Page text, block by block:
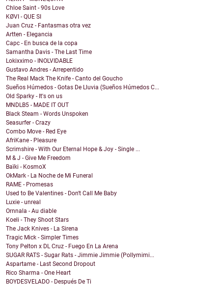
Chloe Saint - 90s Love
KØVI - QUE SI
Juan Cruz - Fantasmas otra vez
Artten - Elegancia
Capc - En busca de la copa
Samantha Davis - The Last Time
Lokixximo - INOLVIDABLE
Gustavo Andres - Arrepentido
The Real Mack The Knife - Canto del Goucho
Sueños Húmedos - Gotas De Lluvia (Sueños Húmedos C...
Old Sparky - It's on us
MNDLB5 - MADE IT OUT
Black Steam - Words Unspoken
Seasurfer - Crazy
Combo Move - Red Eye
AfriKane - Pleasure
Scrimshire - With Our Eternal Hope & Joy - Single ...
M & J - Give Me Freedom
Baïki - KosmoX
OkMark - La Noche de Mi Funeral
RAME - Promesas
Used to Be Valentines - Don't Call Me Baby
Luxie - unreal
Ornnala - Au diable
Koeli - They Shoot Stars
The Jack Knives - La Sirena
Tragic Mick - Simpler Times
Tony Pelton x DL Cruz - Fuego En La Arena
SUGAR RATS - Sugar Rats - Jimmie Jimmie (Pollymimi...
Aspartame - Last Second Dropout
Rico Sharma - One Heart
BOYDESVELADO - Después De Ti